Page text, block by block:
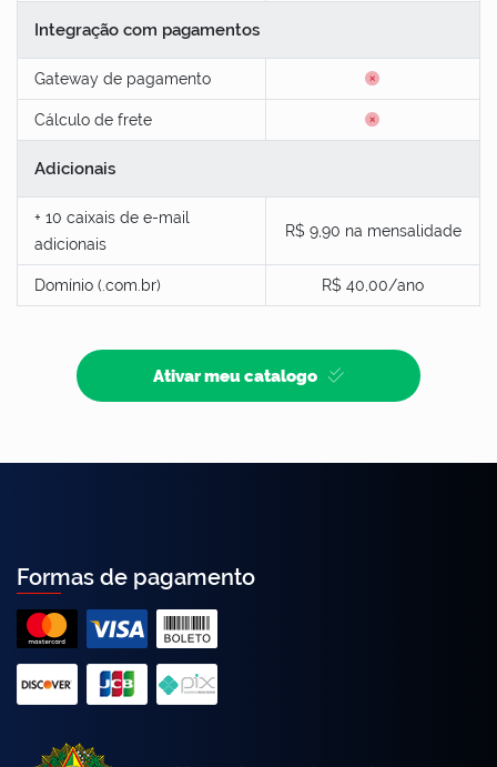
Integração com pagamentos
Gateway de pagamento
Cálculo de frete
Adicionais
+ 10 caixais de e-mail
adicionais
R$ 9,90 na mensalidade
Domínio (.com.br) R$ 40,00/ano
Ativar meu catalogo
Formas de pagamento